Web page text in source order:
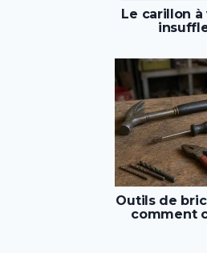
Le carillon à
Outils de
comment